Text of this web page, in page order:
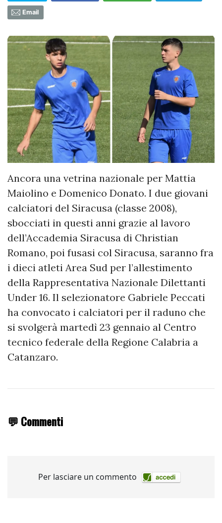
Email
Ancora una vetrina nazionale per Mattia
Maiolino e Domenico Donato. I due giovani
calciatori del Siracusa (classe 2008),
sbocciati in questi anni grazie al lavoro
dell’Accademia Siracusa di Christian
Romano, poi fusasi col Siracusa, saranno fra
i dieci atleti Area Sud per l’allestimento
della Rappresentativa Nazionale Dilettanti
Under 16. Il selezionatore Gabriele Peccati
ha convocato i calciatori per il raduno che
si svolgerà martedì 23 gennaio al Centro
tecnico federale della Regione Calabria a
Catanzaro.
💬 Commenti